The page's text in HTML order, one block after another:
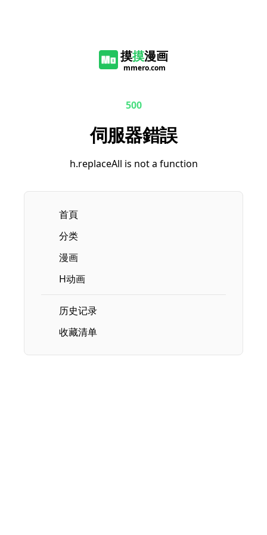
摸摸漫画
mmero.com
500
伺服器錯誤
h.replaceAll is not a function
首頁
分类
漫画
H动画
历史记录
收藏清单